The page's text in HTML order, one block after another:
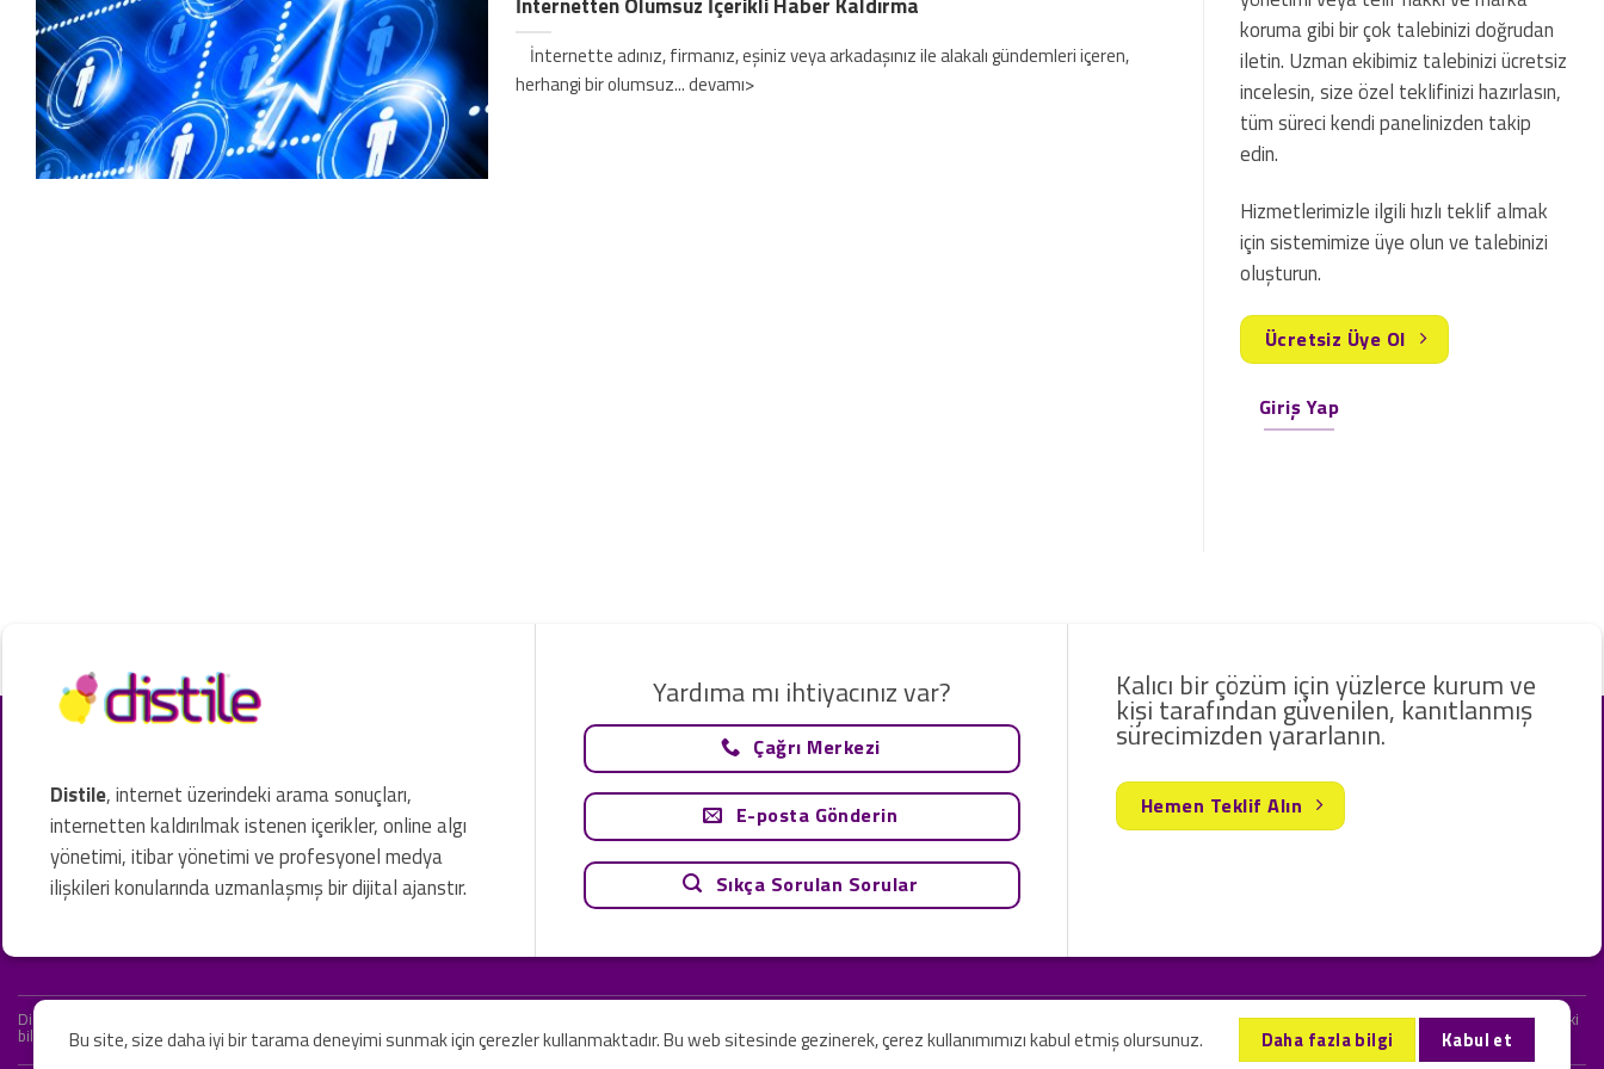
İnternette adınız, firmanız, eşiniz veya arkadaşınız ile alakalı gündemleri içeren,
herhangi bir olumsuz... devamı>
koruma gibi bir çok talebinizi doğrudan
iletin. Uzman ekibimiz talebinizi ücretsiz
incelesin, size özel teklifinizi hazırlasın,
tüm süreci kendi panelinizden takip
edin.
Hizmetlerimizle ilgili hızlı teklif almak
için sistemimize üye olun ve talebinizi
oluşturun.
Ücretsiz Üye Ol
Giriş Yap
Distile, internet üzerindeki arama sonuçları,
internetten kaldırılmak istenen içerikler, online algı
yönetimi, itibar yönetimi ve profesyonel medya
ilişkileri konularında uzmanlaşmış bir dijital ajanstır.
Yardıma mı ihtiyacınız var?
Çağrı Merkezi
E-posta Gönderin
Sıkça Sorulan Sorular
Kalıcı bir çözüm için yüzlerce kurum ve
kişi tarafından güvenilen, kanıtlanmış
sürecimizden yararlanın.
Hemen Teklif Alın
Distile bir hukuk firması değildir ve hizmetlerimizin hiçbiri resmi hukuki tavsiye olarak değerlendirilemez. Sadece teknoloji ve danışmanlık şirketi olarak hizmet vermekteyiz. Web sitemizde ve sizinle kurduğumuz iletişimlerdeki
bilgiler yalnızca genel bilgi niteliğindedir. Yasal tavsiye olarak değerlendirilmesi amaçlanmamıştır.
Bu site, size daha iyi bir tarama deneyimi sunmak için çerezler kullanmaktadır. Bu web sitesinde gezinerek, çerez kullanımımızı kabul etmiş olursunuz. Daha fazla bilgi Kabul et